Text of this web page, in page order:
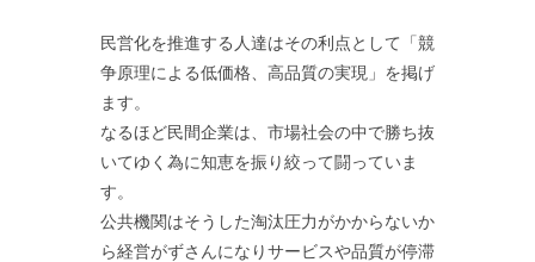
民営化を推進する人達はその利点として「競
争原理による低価格、高品質の実現」を掲げ
ます。
なるほど民間企業は、市場社会の中で勝ち抜
いてゆく為に知恵を振り絞って闘っていま
す。
公共機関はそうした淘汰圧力がかからないか
ら経営がずさんになりサービスや品質が停滞